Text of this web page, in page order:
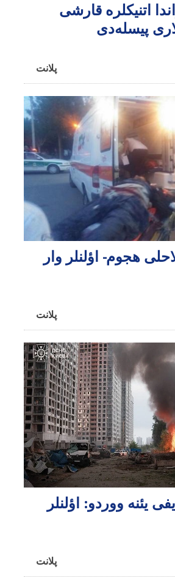
اتنیکلره قارشی
پیسله‌دی
پلانت
هجوم- اؤلنلر وار
پلانت
یئنه ووردو: اؤلنلر
پلانت